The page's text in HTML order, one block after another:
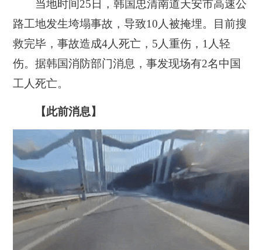
当地时间25日，韩国忠清南道天安市高速公
路工地发生垮塌事故，导致10人被掩埋。目前搜
救完毕，事故造成4人死亡，5人重伤，1人轻
伤。据韩国消防部门消息，事发现场有2名中国
工人死亡。
【此前消息】